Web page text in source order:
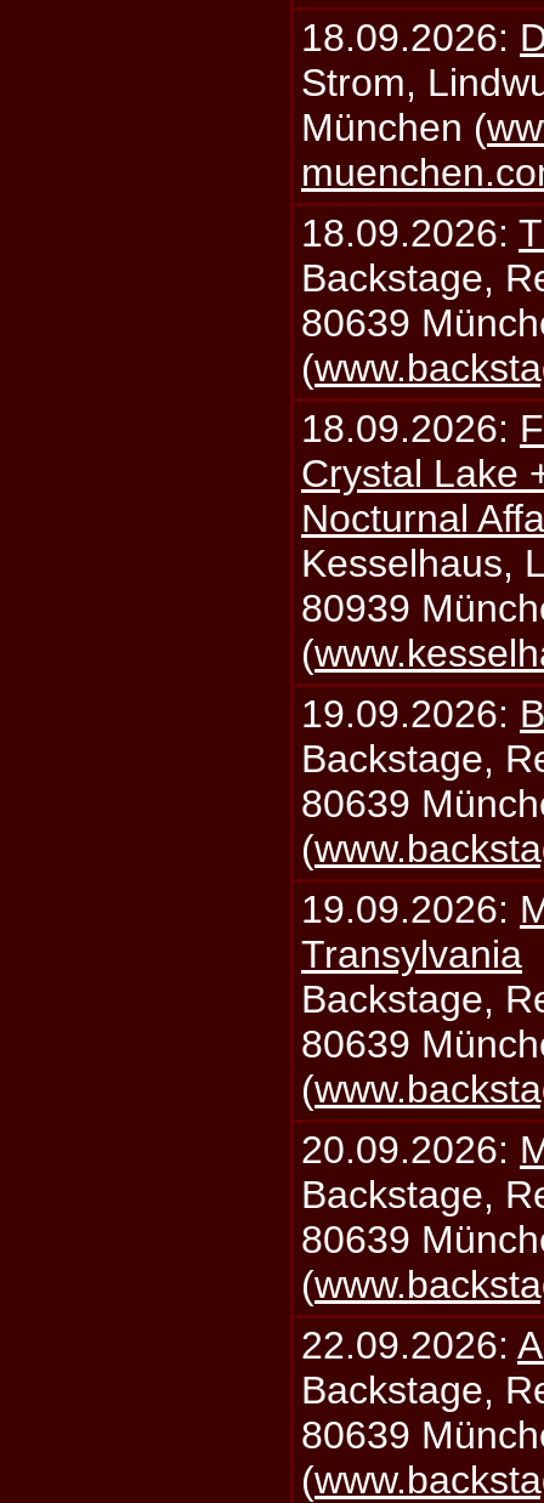
18.09.2026:
Strom,
München (
18.09.2026:
Backstage,
80639
(
18.09.2026:
Crystal Lake
Nocturnal
Kesselhaus,
80939
(
19.09.2026:
Backstage,
80639
(
19.09.2026:
Transylvania
Backstage,
80639
(
20.09.2026:
Backstage,
80639
(
22.09.2026:
Backstage,
80639
(